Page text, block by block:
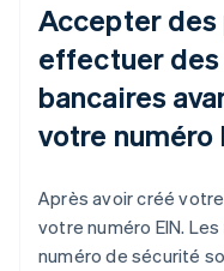
Accepter
effectuer
bancaires
votre numéro
Après avoir créé
votre numéro EIN.
numéro de sécurité